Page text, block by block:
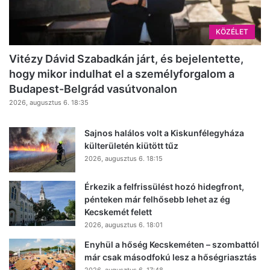
KÖZÉLET
Vitézy Dávid Szabadkán járt, és bejelentette,
hogy mikor indulhat el a személyforgalom a
Budapest-Belgrád vasútvonalon
2026, augusztus 6. 18:35
Sajnos halálos volt a Kiskunfélegyháza
külterületén kiütött tűz
2026, augusztus 6. 18:15
Érkezik a felfrissülést hozó hidegfront,
pénteken már felhősebb lehet az ég
Kecskemét felett
2026, augusztus 6. 18:01
Enyhül a hőség Kecskeméten – szombattól
már csak másodfokú lesz a hőségriasztás